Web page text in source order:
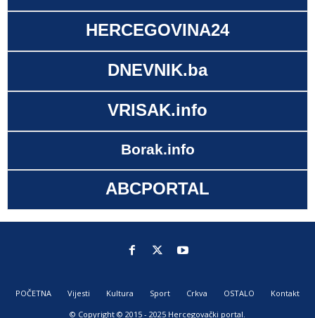
HERCEGOVINA24
DNEVNIK.ba
VRISAK.info
Borak.info
ABCPORTAL
POČETNA Vijesti Kultura Sport Crkva OSTALO
Kontakt
© Copyright © 2015 - 2025 Hercegovački portal.